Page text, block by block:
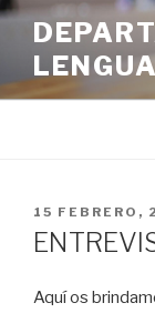
Ir
contenidoLENGUA
PUBLICADO
EN
15 FEBRERO,
Aquí os